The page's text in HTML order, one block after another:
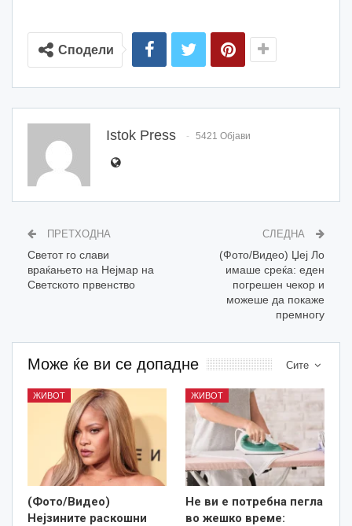
Сподели
Istok Press 5421 Објави
ПРЕТХОДНА
Светот го слави
враќањето на Нејмар на
Светското првенство
СЛЕДНА
(Фото/Видео) Џеј Ло
имаше среќа: еден
погрешен чекор и
можеше да покаже
премногу
Сите
Може ќе ви се допадне
ЖИВОТ
(Фото/Видео)
Нејзините раскошни
ЖИВОТ
Не ви е потребна пегла
во жешко време: